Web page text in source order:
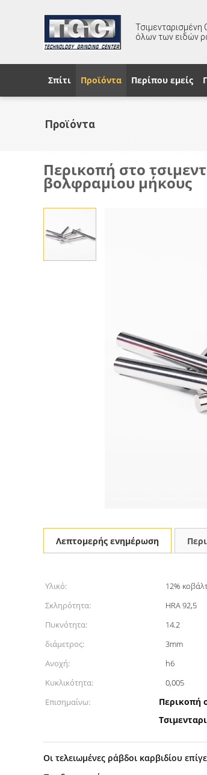
Τσιμενταρισμένη
όλων των ειδών
Σπίτι Προϊόντα Περίπου εμείς
Προϊόντα
Περικοπή στο
βολφραμίου μήκους
Λεπτομερής ενημέρωση
Υλικό: 12%
Σκληρότητα:
HRA 92,5
Πυκνότητα:
14.2
διάμετρος:
3mm
Ανοχή:
h6
Κυκλικότητα:
0,005
Επισημαίνω:
Περικοπή
Οι τελειωμένες ράβδοι καρβιδίου